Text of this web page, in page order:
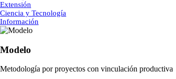
Extensión
Ciencia y Tecnología
Información
Modelo
Metodología por proyectos con vinculación productiva